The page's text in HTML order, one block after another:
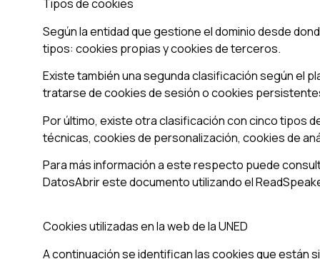
Tipos de cookies
Según la entidad que gestione el dominio desde
tipos: cookies propias y cookies de terceros.
Existe también una segunda clasificación según el
tratarse de cookies de sesión o cookies
Por último, existe otra clasificación con cinco tipos
técnicas, cookies de personalización, cookies de
Para más información a este respecto puede
DatosAbrir este documento utilizando el
Cookies utilizadas en la web de la UNED
A continuación se identifican las cookies que están